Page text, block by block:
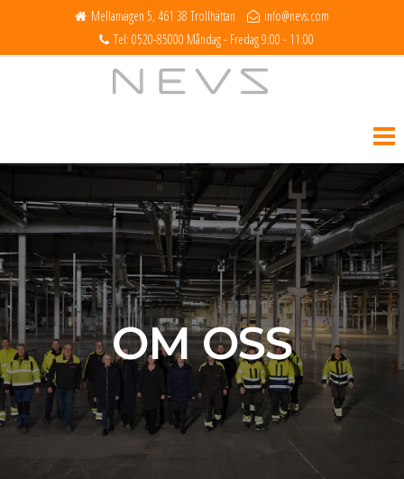
Mellanvägen 5, 461 38 Trollhättan
info@nevs.com
Tel: 0520-85000 Måndag - Fredag 9:00 - 11:00
OM OSS